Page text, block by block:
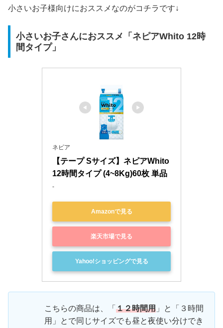
小さいお子様向けにおススメなのがコチラです↓
小さいお子さんにおススメ「ネピアWhito 12時
間タイプ」
ネピア
【テープ Sサイズ】ネピアWhito
12時間タイプ (4~8Kg)60枚 単品
-
Amazonで見る
楽天市場で見る
Yahoo!ショッピングで見る
こちらの商品は、「 １２時間用 」と「３時間
用」とで同じサイズでも昼と夜使い分けでき